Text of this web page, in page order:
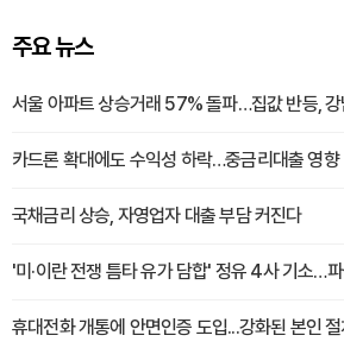
주요 뉴스
서울 아파트 상승거래 57% 돌파…집값 반등,
카드론 확대에도 수익성 하락…중금리대출 영향
국채금리 상승, 자영업자 대출 부담 커진다
'미·이란 전쟁 틈타 유가 담합' 정유 4사 기소…
휴대전화 개통에 안면인증 도입...강화된 본인